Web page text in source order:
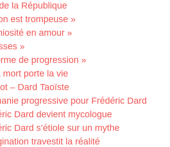
la République
est trompeuse »
en amour »
»
de progression »
mort porte la vie
– Dard Taoïste
progressive pour Frédéric Dard
Dard devient mycologue
Dard s’étiole sur un mythe
travestit la réalité